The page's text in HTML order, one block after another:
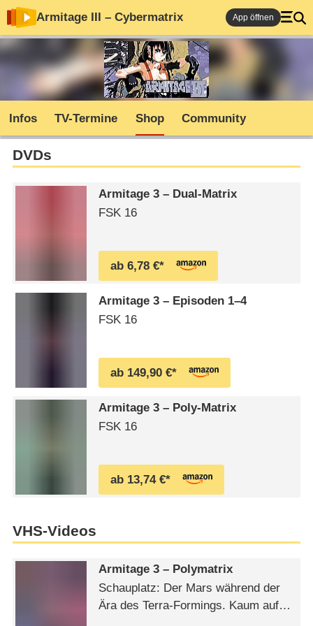
Armitage III – Cybermatrix App öffnen
Infos TV-Termine Shop Community
DVDs
Armitage 3 – Dual-Matrix
FSK 16
ab 6,78 €*
Armitage 3 – Episoden 1⁠–⁠4
FSK 16
ab 149,90 €*
Armitage 3 – Poly-Matrix
FSK 16
ab 13,74 €*
VHS-Videos
Armitage 3 – Polymatrix
Schauplatz: Der Mars während der
Ära des Terra-Formings. Kaum auf